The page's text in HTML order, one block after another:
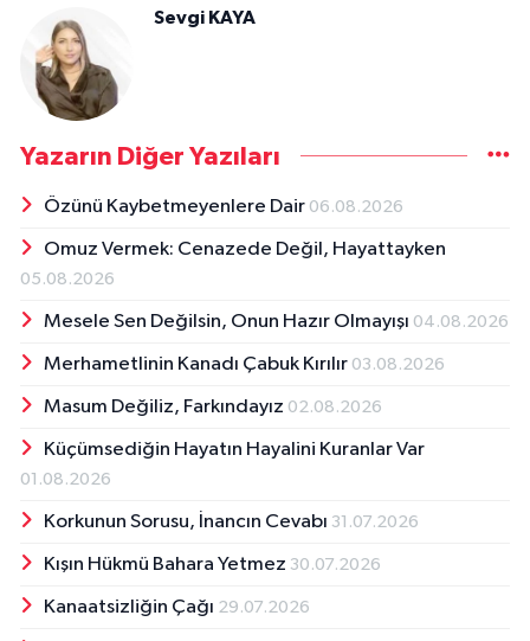
Sevgi KAYA
Yazarın Diğer Yazıları
Özünü Kaybetmeyenlere Dair 06.08.2026
Omuz Vermek: Cenazede Değil, Hayattayken
05.08.2026
Mesele Sen Değilsin, Onun Hazır Olmayışı 04.08.2026
Merhametlinin Kanadı Çabuk Kırılır 03.08.2026
Masum Değiliz, Farkındayız 02.08.2026
Küçümsediğin Hayatın Hayalini Kuranlar Var
01.08.2026
Korkunun Sorusu, İnancın Cevabı 31.07.2026
Kışın Hükmü Bahara Yetmez 30.07.2026
Kanaatsizliğin Çağı 29.07.2026